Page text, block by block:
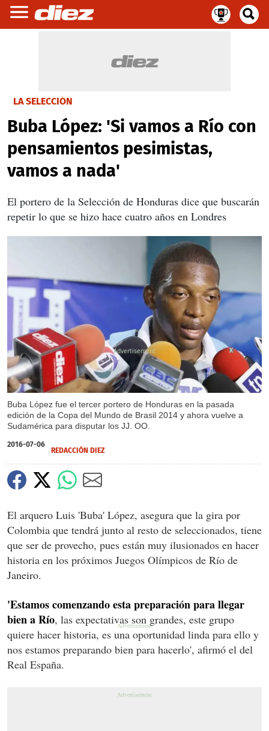
LA SELECCIÓN
Buba López: 'Si vamos a Río con
pensamientos pesimistas,
vamos a nada'
El portero de la Selección de Honduras dice que buscarán
repetir lo que se hizo hace cuatro años en Londres
Buba López fue el tercer portero de Honduras en la pasada
edición de la Copa del Mundo de Brasil 2014 y ahora vuelve a
Sudamérica para disputar los JJ. OO.
X
X
2016-07-06
REDACCIÓN DIEZ
El arquero Luis 'Buba' López, asegura que la gira por
Colombia que tendrá junto al resto de seleccionados, tiene
que ser de provecho, pues están muy ilusionados en hacer
historia en los próximos Juegos Olímpicos de Río de
Janeiro.
'Estamos comenzando esta preparación para llegar
bien a Río, las expectativas son grandes, este grupo
quiere hacer historia, es una oportunidad linda para ello y
nos estamos preparando bien para hacerlo', afirmó el del
Real España.